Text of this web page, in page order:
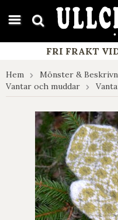
google-site-verification:
FRI FRAKT
Hem Mönster &
Vantar och muddar